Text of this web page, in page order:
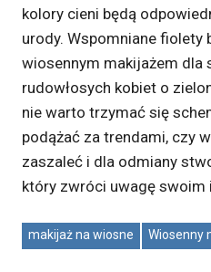
kolory cieni będą
urody. Wspomniane fiolety
wiosennym makijażem dla
rudowłosych kobiet o
nie warto trzymać się
podążać za trendami, czy
zaszaleć i dla odmiany
który zwróci uwagę swoim
makijaż na wiosne Wiosenny